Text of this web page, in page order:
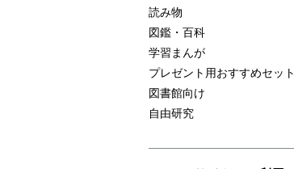
読み物
図鑑・百科
学習まんが
プレゼント用おすすめセット
図書館向け
自由研究